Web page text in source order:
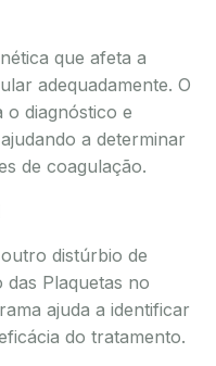
que afeta a
adequadamente. O
o diagnóstico e
a determinar
de coagulação.
distúrbio de
Plaquetas no
ajuda a identificar
do tratamento.